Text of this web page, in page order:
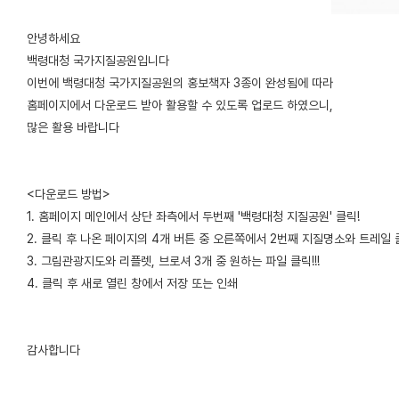
안녕하세요
백령대청 국가지질공원입니다
이번에 백령대청 국가지질공원의 홍보책자 3종이 완성됨에 따라
홈페이지에서 다운로드 받아 활용할 수 있도록 업로드 하였으니,
많은 활용 바랍니다
<다운로드 방법>
1. 홈페이지 메인에서 상단 좌측에서 두번째 '백령대청 지질공원' 클릭!
2. 클릭 후 나온 페이지의 4개 버튼 중 오른쪽에서 2번째 지질명소와 트레일
3. 그림관광지도와 리플렛, 브로셔 3개 중 원하는 파일 클릭!!!
4. 클릭 후 새로 열린 창에서 저장 또는 인쇄
감사합니다